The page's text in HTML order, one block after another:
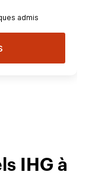
admis
IHG à